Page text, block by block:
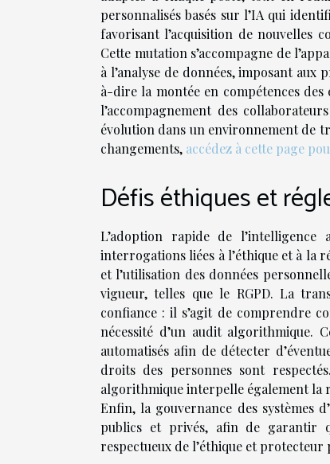
personnalisés basés sur l’IA qui
favorisant l’acquisition de nouvelles
Cette mutation s’accompagne de
à l’analyse de données, imposant aux
à-dire la montée en compétences des
l’accompagnement des
évolution dans un environnement de
changements, accédez à cette page
Défis éthiques et
L’adoption rapide de
interrogations liées à l’éthique et à la
et l’utilisation des données
vigueur, telles que le RGPD. La
confiance : il s’agit de comprendre
nécessité d’un audit algorithmique.
automatisés afin de détecter
droits des personnes sont
algorithmique interpelle également la
Enfin, la gouvernance des systèmes
publics et privés, afin de garantir
respectueux de l’éthique et protecteur